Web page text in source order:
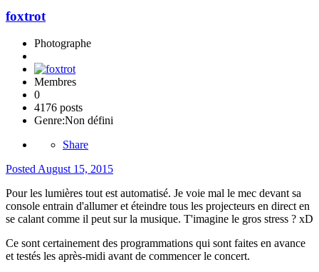
foxtrot
Photographe
Membres
0
4176 posts
Genre:Non défini
Share
Posted August 15, 2015
Pour les lumières tout est automatisé. Je voie mal le mec devant sa
console entrain d'allumer et éteindre tous les projecteurs en direct en
se calant comme il peut sur la musique. T'imagine le gros stress ? xD
Ce sont certainement des programmations qui sont faites en avance
et testés les après-midi avant de commencer le concert.